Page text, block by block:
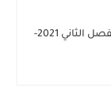
اسئلة واجوبة اختبار العلوم للصف السابع الفصل الثاني 2021-